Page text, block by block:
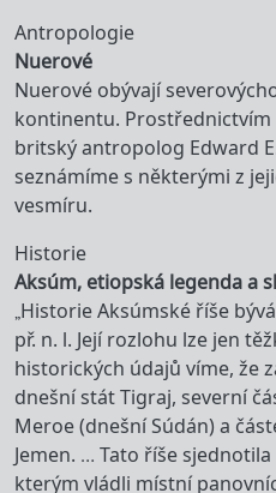
Antropologie
Nuerové
Nuerové obývají
kontinentu.
britský antropolog Edward
seznámíme s některými z
vesmíru.
Historie
Aksúm, etiopská legenda a
„Historie Aksúmské říše
př. n. l. Její rozlohu lze jen
historických údajů víme, že
dnešní stát Tigraj, severní
Meroe (dnešní Súdán) a
Jemen. … Tato říše
kterým vládli místní